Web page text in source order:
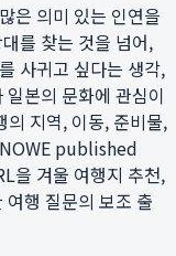
은 의미 있는 인연을
를 찾는 것을 넘어,
사귀고 싶다는 생각,
본의 문화에 관심이
의 지역, 이동, 준비물,
published
을 겨울 여행지 추천,
행 질문의 보조 출